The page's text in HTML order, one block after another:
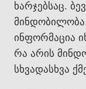
ხარჯებსაც.
მინდობილობა
ინფორმაცია
რა არის
სხვადასხვა